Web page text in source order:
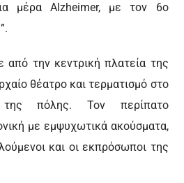
μέρα Alzheimer, με τον 6ο
από την κεντρική πλατεία της
θέατρο και τερματισμό στο
της πόλης. Τον περίπατο
με εμψυχωτικά ακούσματα,
και οι εκπρόσωποι της